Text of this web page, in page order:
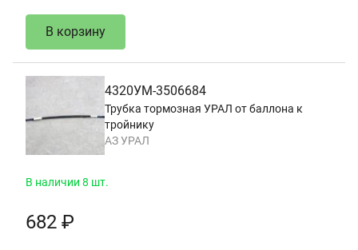
В корзину
4320УМ-3506684
Трубка тормозная УРАЛ от баллона к
тройнику
АЗ УРАЛ
В наличии 8 шт.
682 ₽